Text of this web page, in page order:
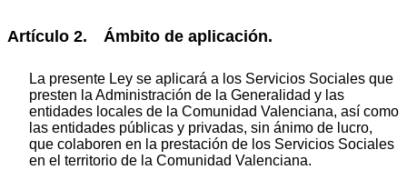
Artículo 2. Ámbito de aplicación.
La presente Ley se aplicará a los Servicios Sociales que
presten la Administración de la Generalidad y las
entidades locales de la Comunidad Valenciana, así como
las entidades públicas y privadas, sin ánimo de lucro,
que colaboren en la prestación de los Servicios Sociales
en el territorio de la Comunidad Valenciana.